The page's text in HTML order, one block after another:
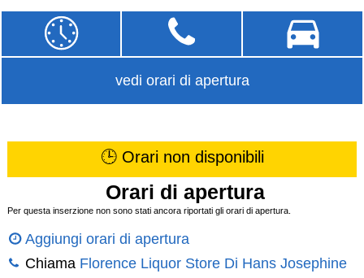
vedi orari di apertura
🕒 Orari non disponibili
Orari di apertura
Per questa inserzione non sono stati ancora riportati gli orari di apertura.
Aggiungi orari di apertura
Chiama Florence Liquor Store Di Hans Josephine